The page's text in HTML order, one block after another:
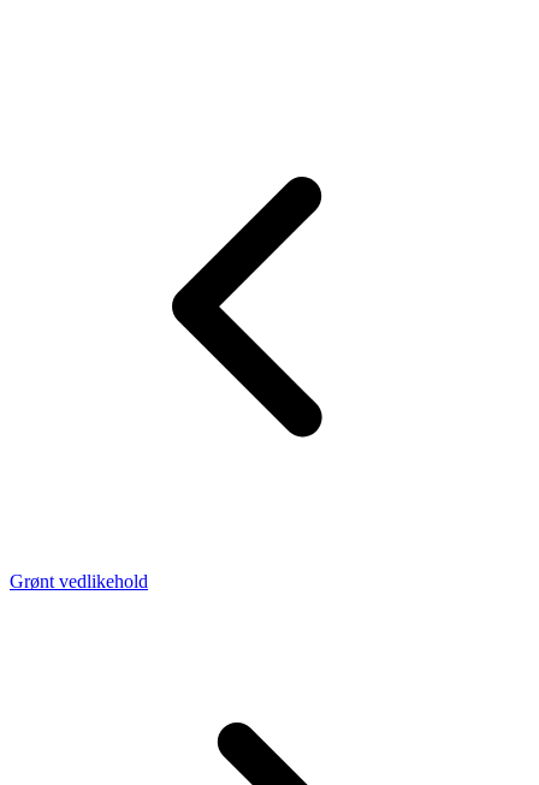
Grønt vedlikehold